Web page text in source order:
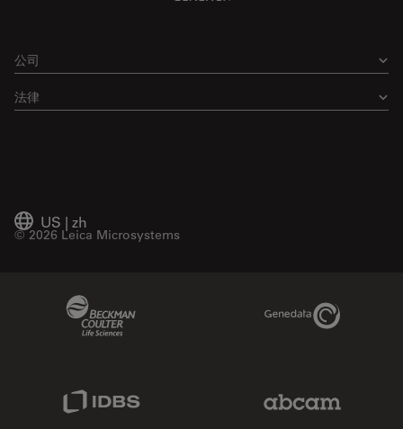
公司
法律
US | zh
© 2026 Leica Microsystems
Genedata Link